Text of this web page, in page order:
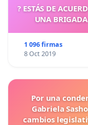
? ESTÁS DE
UNA
1 096 firmas
8 Oct 2019
Por una
Gabriela
cambios